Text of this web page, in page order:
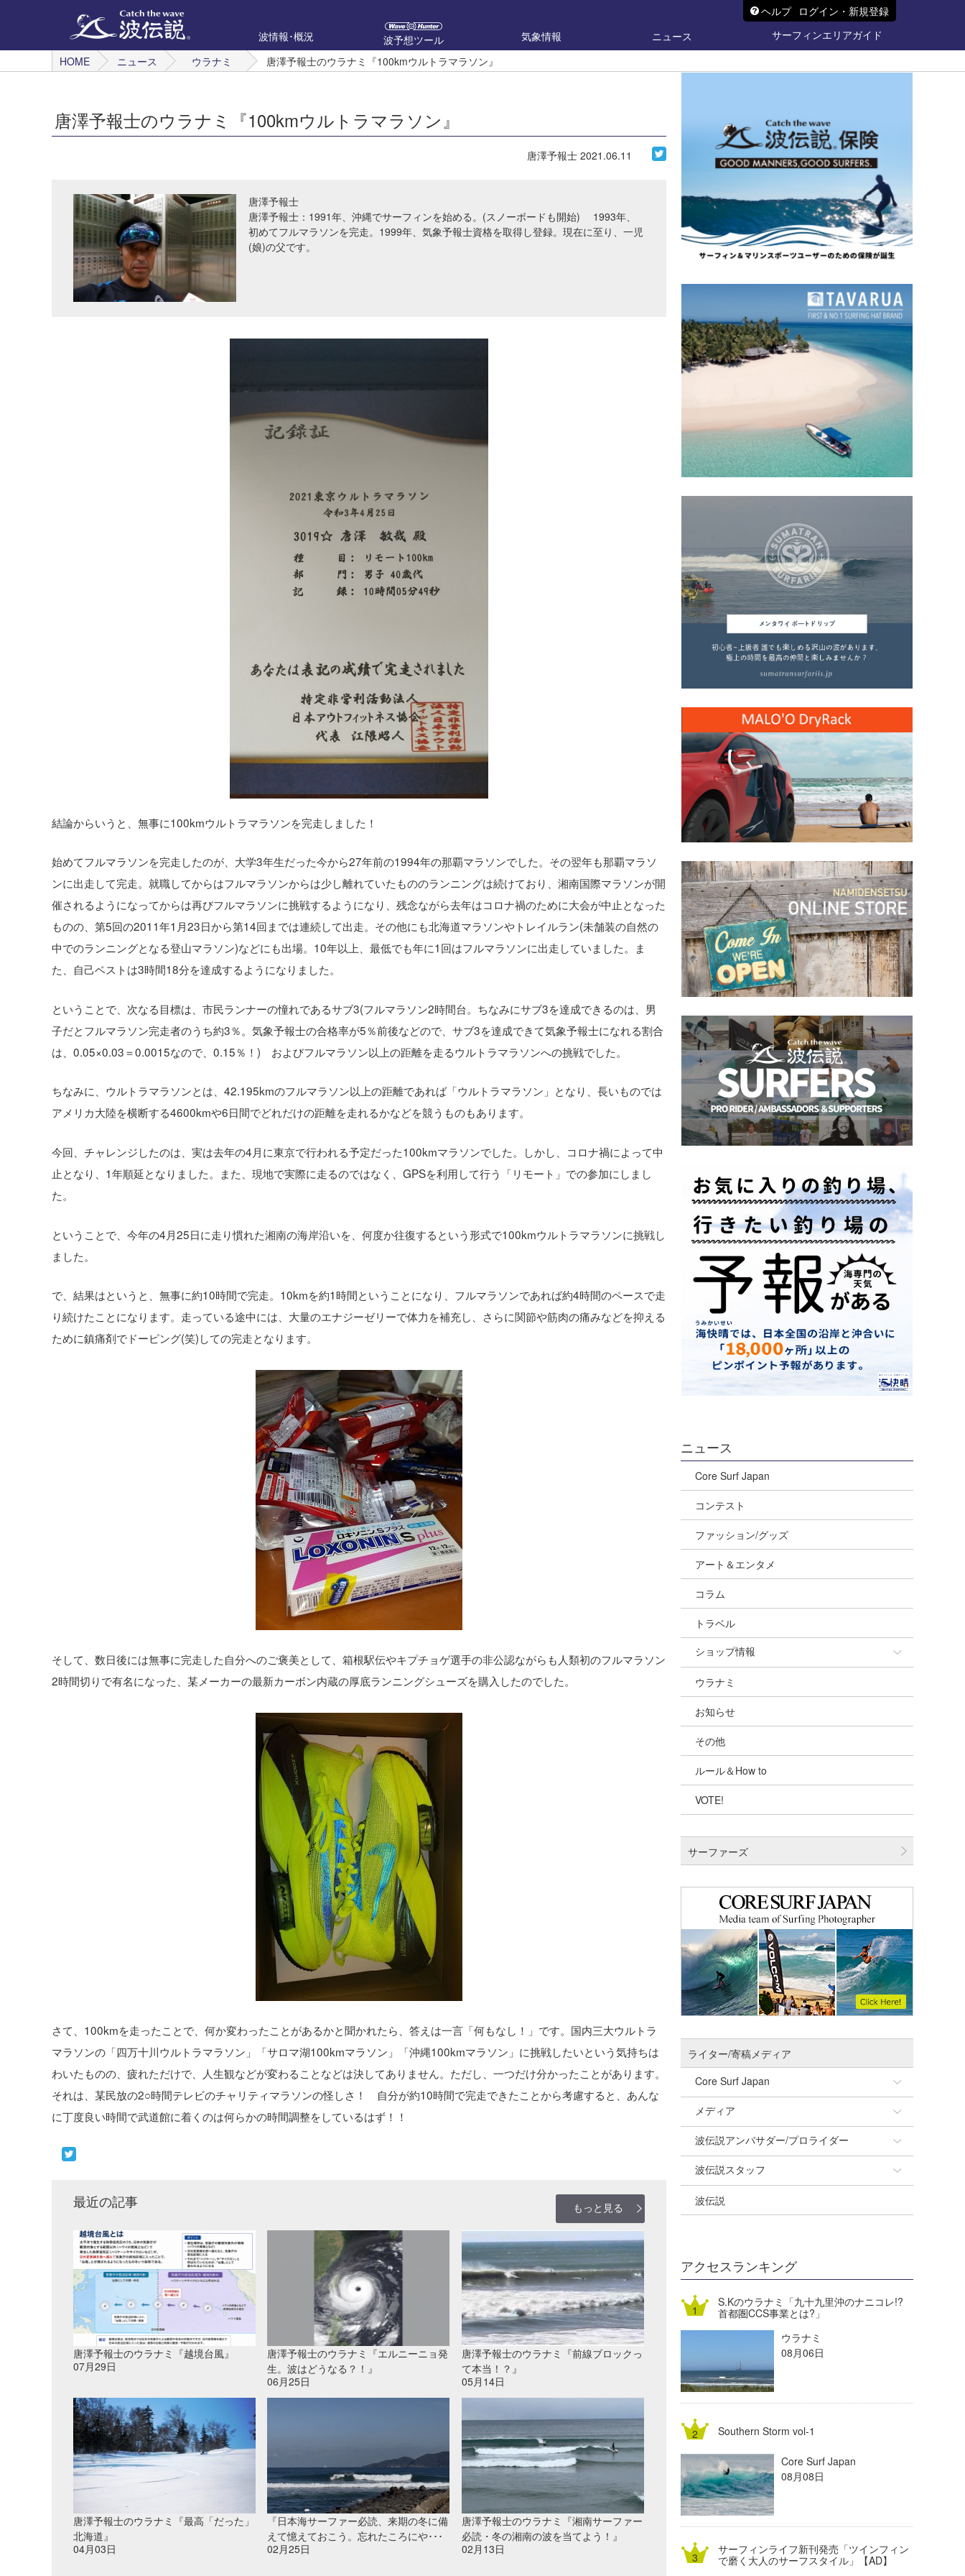
ヘルプ ログイン・新規登録
波情報･概況
波予想ツール 気象情報 ニュース
サーフィンエリアガイド
HOME
ニュース ウラナミ 唐澤予報士のウラナミ『100kmウルトラマラソン』
唐澤予報士のウラナミ『100kmウルトラマラソン』
唐澤予報士 2021.06.11
唐澤予報士
唐澤予報士：1991年、沖縄でサーフィンを始める。(スノーボードも開始) 1993年、
初めてフルマラソンを完走。1999年、気象予報士資格を取得し登録。現在に至り、一児
(娘)の父です。
結論からいうと、無事に100kmウルトラマラソンを完走しました！
始めてフルマラソンを完走したのが、大学3年生だった今から27年前の1994年の那覇マラソンでした。その翌年も那覇マラソ
ンに出走して完走。就職してからはフルマラソンからは少し離れていたもののランニングは続けており、湘南国際マラソンが開
催されるようになってからは再びフルマラソンに挑戦するようになり、残念ながら去年はコロナ禍のために大会が中止となった
ものの、第5回の2011年1月23日から第14回までは連続して出走。その他にも北海道マラソンやトレイルラン(未舗装の自然の
中でのランニングとなる登山マラソン)などにも出場。10年以上、最低でも年に1回はフルマラソンに出走していました。ま
た、自己ベストは3時間18分を達成するようになりました。
ということで、次なる目標は、市民ランナーの憧れであるサブ3(フルマラソン2時間台。ちなみにサブ3を達成できるのは、男
子だとフルマラソン完走者のうち約3％。気象予報士の合格率が5％前後などので、サブ3を達成できて気象予報士になれる割合
は、0.05×0.03＝0.0015なので、0.15％！) およびフルマラソン以上の距離を走るウルトラマラソンへの挑戦でした。
ちなみに、ウルトラマラソンとは、42.195kmのフルマラソン以上の距離であれば「ウルトラマラソン」となり、長いものでは
アメリカ大陸を横断する4600kmや6日間でどれだけの距離を走れるかなどを競うものもあります。
今回、チャレンジしたのは、実は去年の4月に東京で行われる予定だった100kmマラソンでした。しかし、コロナ禍によって中
止となり、1年順延となりました。また、現地で実際に走るのではなく、GPSを利用して行う「リモート」での参加にしまし
た。
ということで、今年の4月25日に走り慣れた湘南の海岸沿いを、何度か往復するという形式で100kmウルトラマラソンに挑戦し
ました。
で、結果はというと、無事に約10時間で完走。10kmを約1時間ということになり、フルマラソンであれば約4時間のペースで走
り続けたことになります。走っている途中には、大量のエナジーゼリーで体力を補充し、さらに関節や筋肉の痛みなどを抑える
ために鎮痛剤でドーピング(笑)しての完走となります。
そして、数日後には無事に完走した自分へのご褒美として、箱根駅伝やキプチョゲ選手の非公認ながらも人類初のフルマラソン
2時間切りで有名になった、某メーカーの最新カーボン内蔵の厚底ランニングシューズを購入したのでした。
さて、100kmを走ったことで、何か変わったことがあるかと聞かれたら、答えは一言「何もなし！」です。国内三大ウルトラ
マラソンの「四万十川ウルトラマラソン」「サロマ湖100kmマラソン」「沖縄100kmマラソン」に挑戦したいという気持ちは
わいたものの、疲れただけで、人生観などが変わることなどは決してありません。ただし、一つだけ分かったことがあります。
それは、某民放の2○時間テレビのチャリティマラソンの怪しさ！ 自分が約10時間で完走できたことから考慮すると、あんな
に丁度良い時間で武道館に着くのは何らかの時間調整をしているはず！！
最近の記事 もっと見る
唐澤予報士のウラナミ『越境台風』
07月29日
唐澤予報士のウラナミ『エルニーニョ発
生。波はどうなる？！』
06月25日
唐澤予報士のウラナミ『前線ブロックっ
て本当！？』
05月14日
唐澤予報士のウラナミ『最高「だった」
北海道』
04月03日
『日本海サーファー必読、来期の冬に備
えて憶えておこう。忘れたころにや･･･
02月25日
唐澤予報士のウラナミ『湘南サーファー
必読・冬の湘南の波を当てよう！』
02月13日
ニュース
Core Surf Japan
コンテスト
ファッション/グッズ
アート＆エンタメ
コラム
トラベル
ショップ情報
ショップ情報
湘南
千葉北
伊豆
千葉南
四国
沖縄
ウラナミ
お知らせ
その他
ルール＆How to
VOTE!
サーファーズ
ライター/寄稿メディア
Core Surf Japan
Naoya Kimoto
mitsuteru Kamio
Yasunari Inoue
Yoshiyuki Obata
DELTA FORCE SURF
熊谷素子
メディア
SURFMEDIA
Colors MAGAZINE
WAVAL
波伝説アンバサダー/プロライダー
福島寿実子
中浦“JET”章
進士剛光
植村未来
大野”MAR”修聖
喜納海人
波伝説スタッフ
☆加藤
Aichan
ECE
H
KID
KOBU
KY
MIN
mitz
OYZ
波伝説
アクセスランキング
S.Kのウラナミ「九十九里沖のナニコレ!?
首都圏CCS事業とは?」
ウラナミ
08月06日
Southern Storm vol-1
Core Surf Japan
08月08日
サーフィンライフ新刊発売「ツインフィン
で磨く大人のサーフスタイル」【AD】